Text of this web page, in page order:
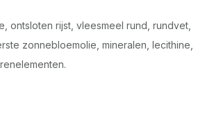
ontsloten rijst, vleesmeel rund, rundvet,
zonnebloemolie, mineralen, lecithine,